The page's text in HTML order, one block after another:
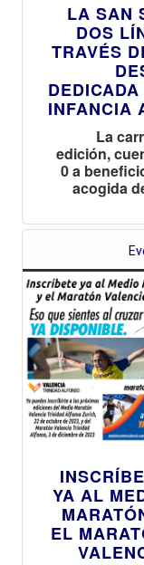
LA SAN
DOS
TRAVÉS
INFANCIA
La
edición,
0 a
acogida
YA AL
EL